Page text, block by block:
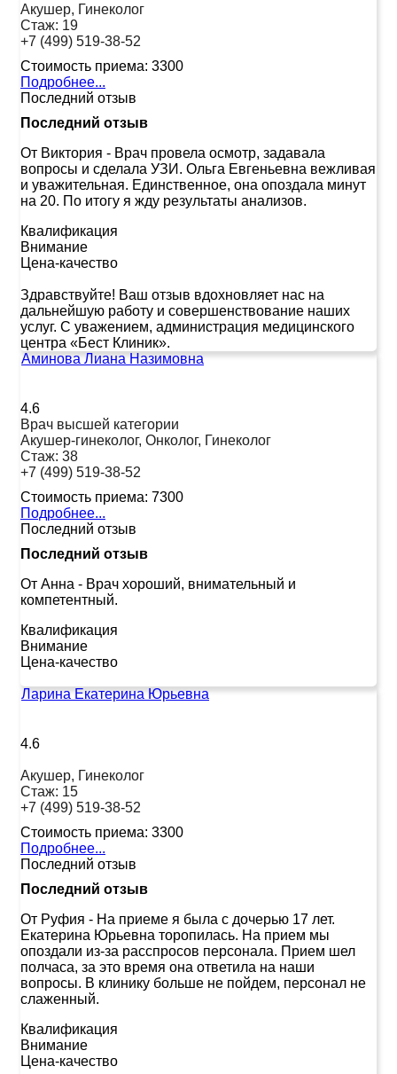
Акушер, Гинеколог
Стаж: 19
+7 (499) 519-38-52
Стоимость приема: 3300
Подробнее...
Последний отзыв
Последний отзыв
От Виктория - Врач провела осмотр, задавала
вопросы и сделала УЗИ. Ольга Евгеньевна вежливая
и уважительная. Единственное, она опоздала минут
на 20. По итогу я жду результаты анализов.
Квалификация
Внимание
Цена-качество
Здравствуйте! Ваш отзыв вдохновляет нас на
дальнейшую работу и совершенствование наших
услуг. С уважением, администрация медицинского
центра «Бест Клиник».
Аминова Лиана Назимовна
4.6
Врач высшей категории
Акушер-гинеколог, Онколог, Гинеколог
Стаж: 38
+7 (499) 519-38-52
Стоимость приема: 7300
Подробнее...
Последний отзыв
Последний отзыв
От Анна - Врач хороший, внимательный и
компетентный.
Квалификация
Внимание
Цена-качество
Ларина Екатерина Юрьевна
4.6
Акушер, Гинеколог
Стаж: 15
+7 (499) 519-38-52
Стоимость приема: 3300
Подробнее...
Последний отзыв
Последний отзыв
От Руфия - На приеме я была с дочерью 17 лет.
Екатерина Юрьевна торопилась. На прием мы
опоздали из-за расспросов персонала. Прием шел
полчаса, за это время она ответила на наши
вопросы. В клинику больше не пойдем, персонал не
слаженный.
Квалификация
Внимание
Цена-качество